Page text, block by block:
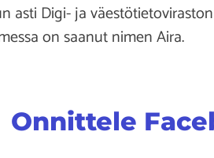
asti Digi- ja
on saanut nimen Aira.
Onnittele